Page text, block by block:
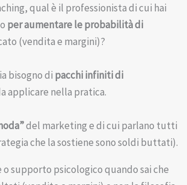
qual è il professionista di cui hai
per aumentare le probabilità di
(vendita e margini)?
bisogno di pacchi infiniti di
applicare nella pratica.
del marketing e di cui parlano tutti
che la sostiene sono soldi buttati).
supporto psicologico quando sai che